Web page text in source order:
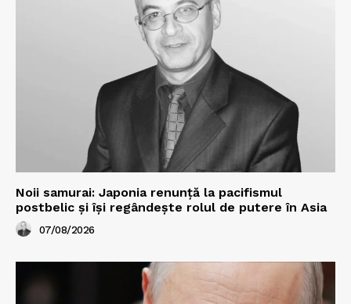
Noii samurai: Japonia renunță la pacifismul
postbelic și își regândește rolul de putere în Asia
07/08/2026